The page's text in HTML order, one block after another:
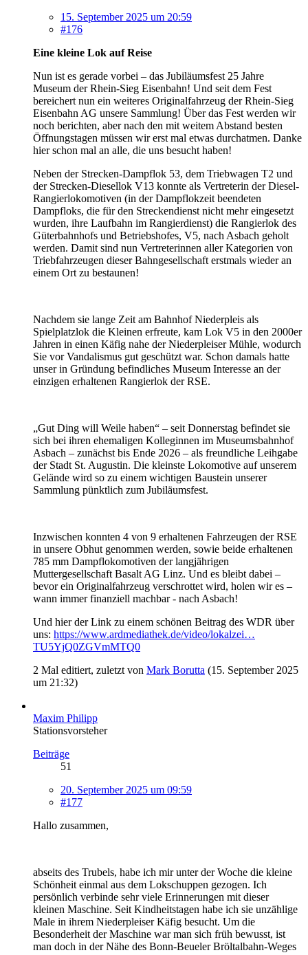
15. September 2025 um 20:59
#176
Eine kleine Lok auf Reise
Nun ist es gerade vorbei – das Jubiläumsfest 25 Jahre
Museum der Rhein-Sieg Eisenbahn! Und seit dem Fest
bereichert nun ein weiteres Originalfahrzeug der Rhein-Sieg
Eisenbahn AG unsere Sammlung! Über das Fest werden wir
noch berichten, aber nach den mit weitem Abstand besten
Öffnungstagen müssen wir erst mal etwas durchatmen. Danke
hier schon mal an alle, die uns besucht haben!
Neben der Strecken-Dampflok 53, dem Triebwagen T2 und
der Strecken-Diesellok V13 konnte als Vertreterin der Diesel-
Rangierlokomotiven (in der Dampflokzeit beendeten
Dampfloks, die für den Streckendienst nicht mehr eingesetzt
wurden, ihre Laufbahn im Rangierdienst) die Rangierlok des
Güterbahnhofs und Betriebshofes, V5, nach Asbach geholt
werden. Damit sind nun Vertreterinnen aller Kategorien von
Triebfahrzeugen dieser Bahngesellschaft erstmals wieder an
einem Ort zu bestaunen!
Nachdem sie lange Zeit am Bahnhof Niederpleis als
Spielplatzlok die Kleinen erfreute, kam Lok V5 in den 2000er
Jahren in einen Käfig nahe der Niederpleiser Mühle, wodurch
Sie vor Vandalismus gut geschützt war. Schon damals hatte
unser in Gründung befindliches Museum Interesse an der
einzigen erhaltenen Rangierlok der RSE.
„Gut Ding will Weile haben“ – seit Donnerstag befindet sie
sich bei ihren ehemaligen Kolleginnen im Museumsbahnhof
Asbach – zunächst bis Ende 2026 – als freundliche Leihgabe
der Stadt St. Augustin. Die kleinste Lokomotive auf unserem
Gelände wird so zu einem wichtigen Baustein unserer
Sammlung pünktlich zum Jubiläumsfest.
Inzwischen konnten 4 von 9 erhaltenen Fahrzeugen der RSE
in unsere Obhut genommen werden, sowie beide erhaltenen
785 mm Dampflokomotiven der langjährigen
Muttergesellschaft Basalt AG Linz. Und es bleibt dabei –
bevor ein Originalfahrzeug verschrottet wird, holen wir es –
wann immer finanziell machbar - nach Asbach!
Und hier der Link zu einem schönen Beitrag des WDR über
uns: https://www.ardmediathek.de/video/lokalzei…
TU5YjQ0ZGVmMTQ0
2 Mal editiert, zuletzt von Mark Borutta (15. September 2025
um 21:32)
Maxim Philipp
Stationsvorsteher
Beiträge
51
20. September 2025 um 09:59
#177
Hallo zusammen,
abseits des Trubels, habe ich mir unter der Woche die kleine
Schönheit einmal aus dem Lokschuppen gezogen. Ich
persönlich verbinde sehr viele Erinnerungen mit dieser
kleinen Maschine. Seit Kindheitstagen habe ich sie unzählige
Male in ihrem Niederpleiser Käfig besucht. Um die
Besonderheit der Maschine war man sich früh bewusst, ist
man doch in der Nähe des Bonn-Beueler Bröltalbahn-Weges